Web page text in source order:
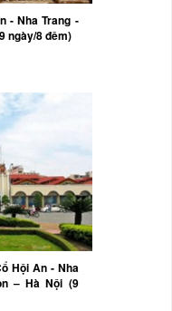
- Nha Trang -
ngày/8 đêm)
Hội An - Nha
– Hà Nội (9